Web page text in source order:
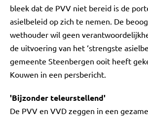
bleek dat de PVV niet bereid is de
asielbeleid op zich te nemen. De
wethouder wil geen
de uitvoering van het ‘strengste
gemeente Steenbergen ooit heeft
Kouwen in een persbericht.
'Bijzonder teleurstellend'
De PVV en VVD zeggen in een